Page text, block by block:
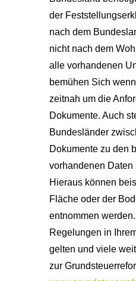
der
nach dem
nicht nach dem
alle vorhandenen
bemühen Sich
zeitnah um die
Dokumente. Auch
Bundesländer
Dokumente zu den
vorhandenen Daten
Hieraus können
Fläche oder der
entnommen
Regelungen in
gelten und viele
zur